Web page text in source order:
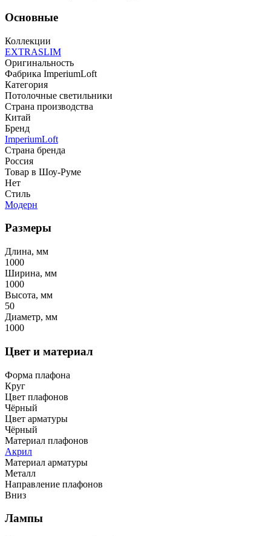
Основные
Коллекции
EXTRASLIM
Оригинальность
Фабрика ImperiumLoft
Категория
Потолочные светильники
Страна производства
Китай
Бренд
ImperiumLoft
Страна бренда
Россия
Товар в Шоу-Руме
Нет
Стиль
Модерн
Размеры
Длина, мм
1000
Ширина, мм
1000
Высота, мм
50
Диаметр, мм
1000
Цвет и материал
Форма плафона
Круг
Цвет плафонов
Чёрный
Цвет арматуры
Чёрный
Материал плафонов
Акрил
Материал арматуры
Металл
Направление плафонов
Вниз
Лампы